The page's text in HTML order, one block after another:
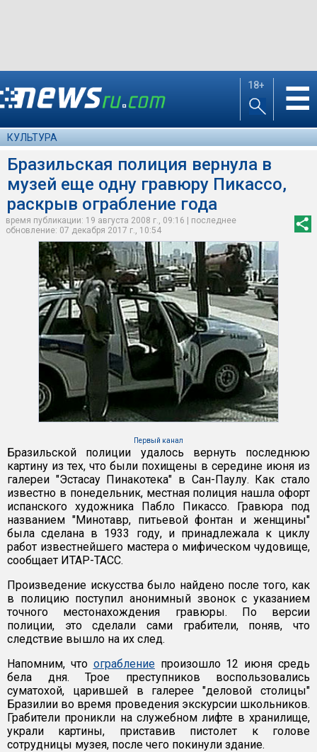
18+ ☰
КУЛЬТУРА
Бразильская полиция вернула в
музей еще одну гравюру Пикассо,
раскрыв ограбление года
время публикации: 19 августа 2008 г., 09:16 | последнее
обновление: 07 декабря 2017 г., 10:54
Первый канал
Бразильской полиции удалось вернуть последнюю
картину из тех, что были похищены в середине июня из
галереи "Эстасау Пинакотека" в Сан-Паулу. Как стало
известно в понедельник, местная полиция нашла офорт
испанского художника Пабло Пикассо. Гравюра под
названием "Минотавр, питьевой фонтан и женщины"
была сделана в 1933 году, и принадлежала к циклу
работ известнейшего мастера о мифическом чудовище,
сообщает ИТАР-ТАСС.
Произведение искусства было найдено после того, как
в полицию поступил анонимный звонок с указанием
точного местонахождения гравюры. По версии
полиции, это сделали сами грабители, поняв, что
следствие вышло на их след.
Напомним, что ограблениепроизошло 12 июня средь
бела дня. Трое преступников воспользовались
суматохой, царившей в галерее "деловой столицы"
Бразилии во время проведения экскурсии школьников.
Грабители проникли на служебном лифте в хранилище,
украли картины, приставив пистолет к голове
сотрудницы музея, после чего покинули здание.